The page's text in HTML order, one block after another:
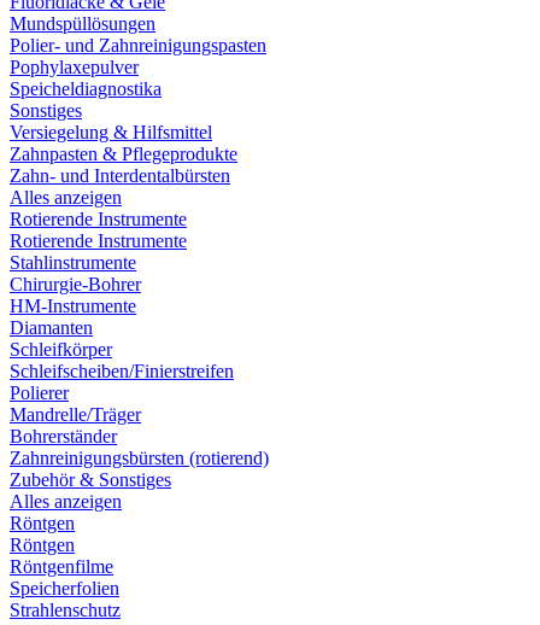
Mundspüllösungen
Polier- und Zahnreinigungspasten
Pophylaxepulver
Speicheldiagnostika
Sonstiges
Versiegelung & Hilfsmittel
Zahnpasten & Pflegeprodukte
Zahn- und Interdentalbürsten
Alles anzeigen
Rotierende Instrumente
Rotierende Instrumente
Stahlinstrumente
Chirurgie-Bohrer
HM-Instrumente
Diamanten
Schleifkörper
Schleifscheiben/Finierstreifen
Polierer
Mandrelle/Träger
Bohrerständer
Zahnreinigungsbürsten (rotierend)
Zubehör & Sonstiges
Alles anzeigen
Röntgen
Röntgen
Röntgenfilme
Speicherfolien
Strahlenschutz